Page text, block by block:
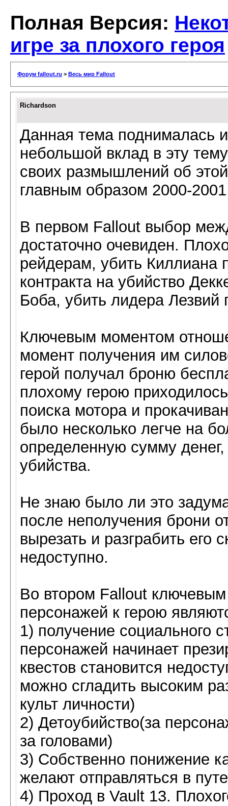
Полная Версия:
игре за плохого героя
Форум fallout.ru > Весь мир Fallout
Richardson
Данная тема поднималась
небольшой вклад в эту
своих размышлений об
главным образом 2000-
В первом Fallout выбор
достаточно очевиден.
рейдерам, убить Киллиана
контракта на убийство
Боба, убить лидера
Ключевым моментом
момент получения им
герой получал броню
плохому герою
поиска мотора и
было несколько легче на
определенную сумму
убийства.
Не знаю было ли это
после неполучения брони
вырезать и разграбить его
недоступно.
Во втором Fallout
персонажей к герою
1) получение социального
персонажей начинает
квестов становится
можно сгладить высоким
культ личности)
2) Детоубийство(за
за головами)
3) Собственно понижение
желают отправляться в
4) Проход в Vault 13.